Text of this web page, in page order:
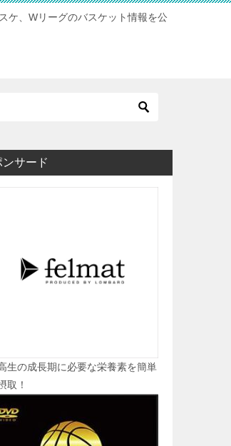
ケ、Wリーグのバスケット情報を公
ンサード
生の成長期に必要な栄養素を簡単
取！